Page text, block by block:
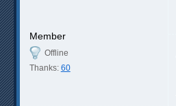
Member
Offline
Thanks: 60